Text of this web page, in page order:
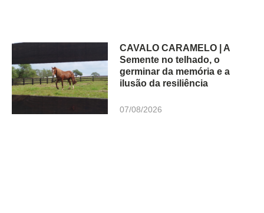
CAVALO CARAMELO | A
Semente no telhado, o
germinar da memória e a
ilusão da resiliência
07/08/2026